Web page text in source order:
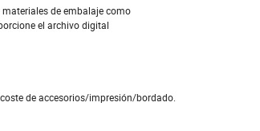
de embalaje como
el archivo digital
de accesorios/impresión/bordado.